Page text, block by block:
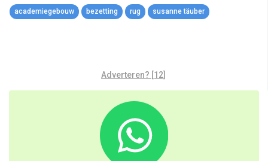
academiegebouw bezetting rug susanne täuber
Adverteren? [12]